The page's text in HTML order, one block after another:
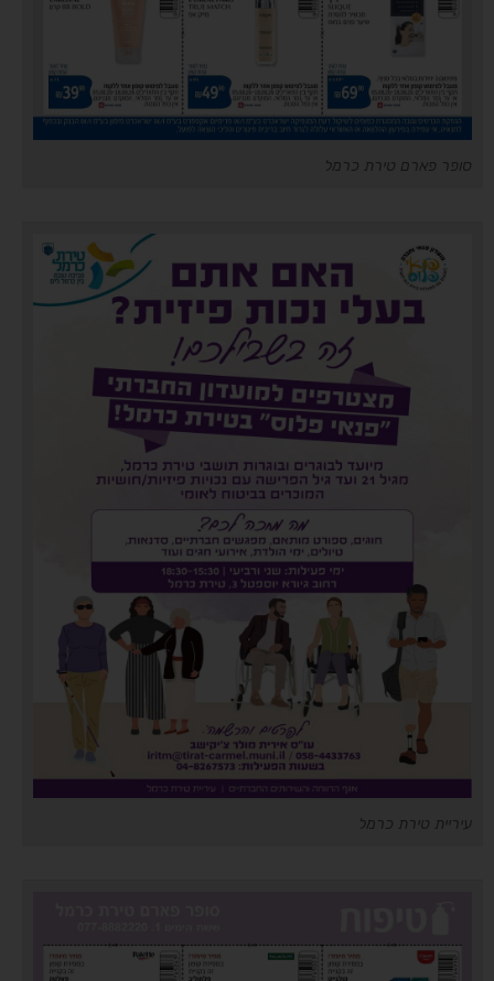
סופר פארם טירת כרמל
עיריית טירת כרמל